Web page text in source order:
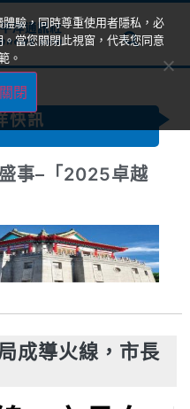
快訊
事–「2025卓越
成導火線，市長
驗，同時尊重使用者隱私，必
當您關閉此視窗，代表您同意
。
閉